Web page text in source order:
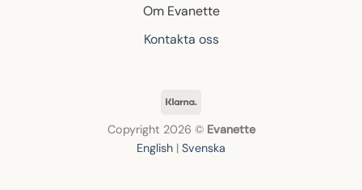
Om Evanette
Kontakta oss
Klarna
Copyright 2026 © Evanette
English | Svenska